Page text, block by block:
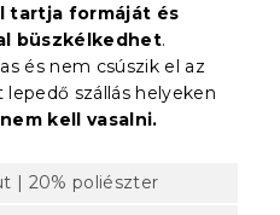
tartja formáját és
büszkélkedhet.
és nem csúszik el az
szállás helyeken
kell vasalni.
| 20% poliészter